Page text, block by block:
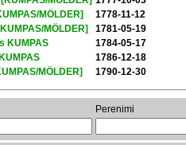
MÖLDER]
1778-11-12
MÖLDER]
1781-05-19
KUMPAS
1784-05-17
1786-12-18
MÖLDER]
1790-12-30
Perenimi